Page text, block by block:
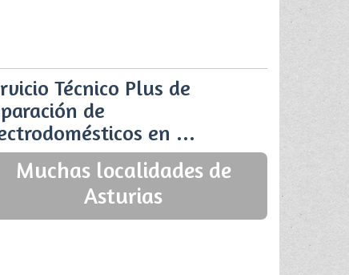
Técnico Plus de
de
en ...
Muchas localidades de
Asturias